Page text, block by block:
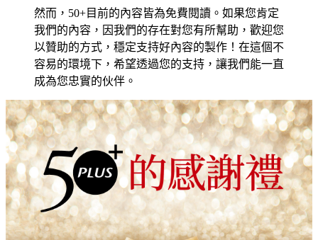
然而，50+目前的內容皆為免費閱讀。如果您肯定
我們的內容，因我們的存在對您有所幫助，歡迎您
以贊助的方式，穩定支持好內容的製作！在這個不
容易的環境下，希望透過您的支持，讓我們能一直
成為您忠實的伙伴。